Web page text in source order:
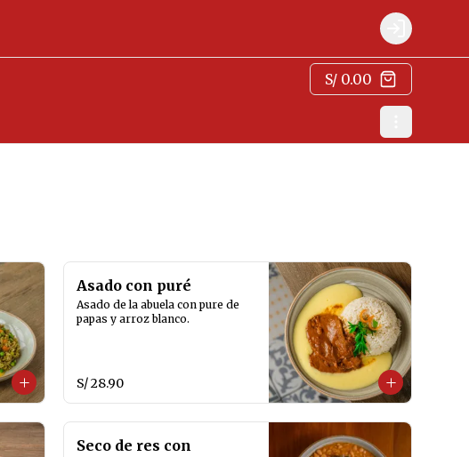
Login
S/ 0.00
Asado con puré
Asado de la abuela con pure de
papas y arroz blanco.
S/ 28.90
Seco de res con